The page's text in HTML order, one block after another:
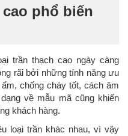
phổ biến
trần thạch cao ngày càng
rãi bởi những tính năng ưu
chống cháy tốt, cách âm
về mẫu mã cũng khiến
khách hàng.
loại trần khác nhau, vì vậy